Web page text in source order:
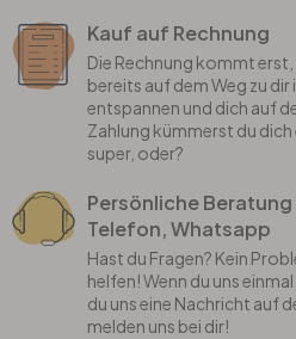
Kauf auf Rechnung
Die Rechnung kommt
bereits auf dem Weg zu dir
entspannen und dich auf
Zahlung kümmerst du
super, oder?
Persönliche
Telefon, Whatsapp
Hast du Fragen? Kein
helfen! Wenn du uns
du uns eine Nachricht auf
melden uns bei dir!